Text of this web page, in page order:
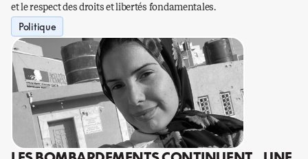
et le respect des droits et libertés fondamentales.
Politique